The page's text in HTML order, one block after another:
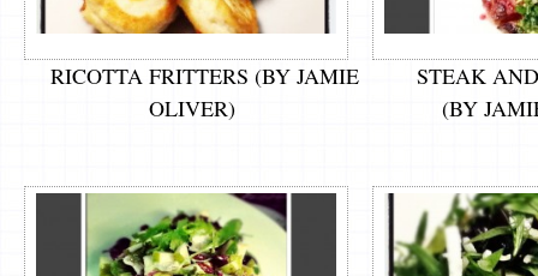
RICOTTA FRITTERS (BY JAMIE
OLIVER)
STEAK
(BY